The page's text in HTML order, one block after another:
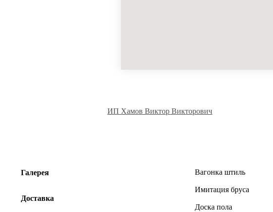
ИП Хамов Виктор Викторович
Галерея
Доставка
Вагонка штиль
Имитация бруса
Доска пола